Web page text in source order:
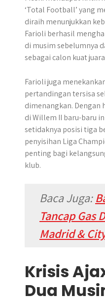
‘Total Football’ yang
diraih menunjukkan
Farioli berhasil
di musim sebelumnya
sebagai calon kuat
Farioli juga
pertandingan tersisa
dimenangkan. Dengan
di Willem II baru-baru
setidaknya posisi tiga
penyisihan Liga
penting bagi
klub.
Baca Juga:
Tancap Gas
Madrid &
Krisis
Dua